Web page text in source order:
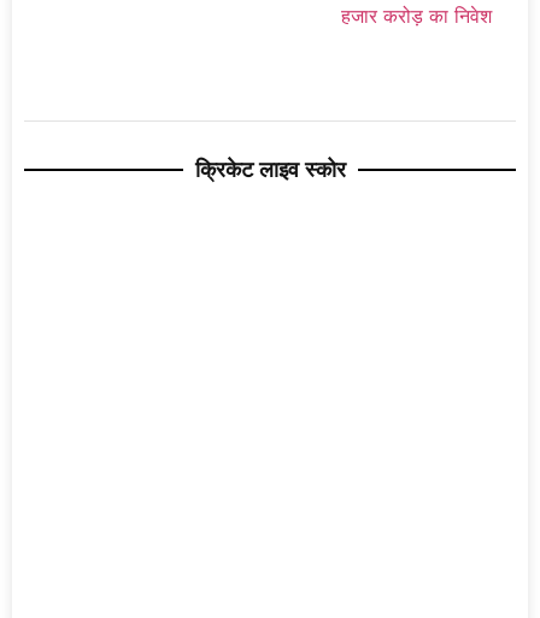
क्रिकेट लाइव स्कोर